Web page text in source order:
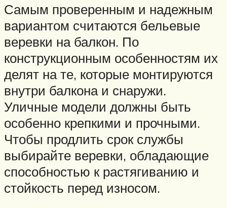
Самым проверенным и надежным
вариантом считаются бельевые
веревки на балкон. По
конструкционным особенностям их
делят на те, которые монтируются
внутри балкона и снаружи.
Уличные модели должны быть
особенно крепкими и прочными.
Чтобы продлить срок службы
выбирайте веревки, обладающие
способностью к растягиванию и
стойкость перед износом.